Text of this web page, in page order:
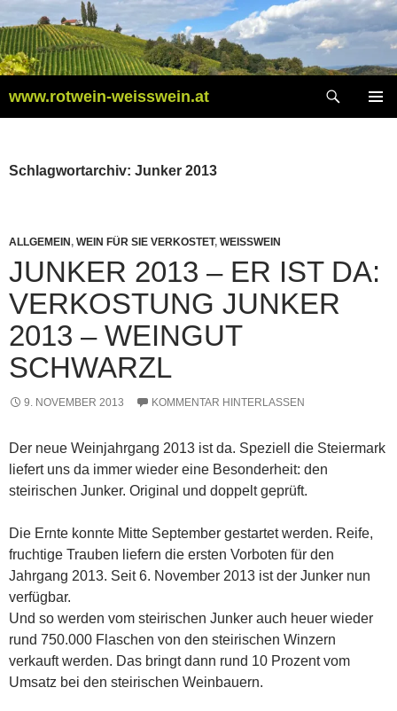
Inhalt
springen
www.rotwein-weisswein.at
Schlagwortarchiv: Junker 2013
ALLGEMEIN , WEIN FÜR SIE VERKOSTET, WEISSWEIN
JUNKER 2013 – ER IST DA:
VERKOSTUNG JUNKER
2013 – WEINGUT
SCHWARZL
9. NOVEMBER 2013 KOMMENTAR HINTERLASSEN
Der neue Weinjahrgang 2013 ist da. Speziell die Steiermark
liefert uns da immer wieder eine Besonderheit: den
steirischen Junker. Original und doppelt geprüft.
Die Ernte konnte Mitte September gestartet werden. Reife,
fruchtige Trauben liefern die ersten Vorboten für den
Jahrgang 2013. Seit 6. November 2013 ist der Junker nun
verfügbar.
Und so werden vom steirischen Junker auch heuer wieder
rund 750.000 Flaschen von den steirischen Winzern
verkauft werden. Das bringt dann rund 10 Prozent vom
Umsatz bei den steirischen Weinbauern.